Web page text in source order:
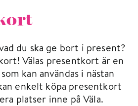
du ska ge bort i present?
Välas presentkort är en
kan användas i nästan
enkelt köpa presentkort
platser inne på Väla.